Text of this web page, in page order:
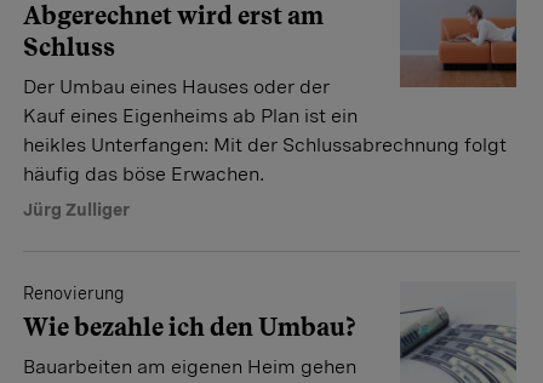
Abgerechnet wird erst am
Schluss
Der Umbau eines Hauses oder der
Kauf eines Eigenheims ab Plan ist ein
heikles Unterfangen: Mit der Schlussabrechnung folgt
häufig das böse Erwachen.
Jürg Zulliger
Renovierung
Wie bezahle ich den Umbau?
Bauarbeiten am eigenen Heim gehen